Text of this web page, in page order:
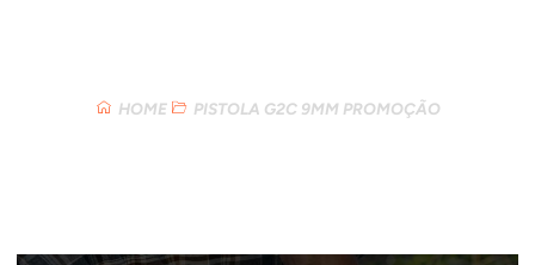
HOME PISTOLA G2C 9MM PROMOÇÃO